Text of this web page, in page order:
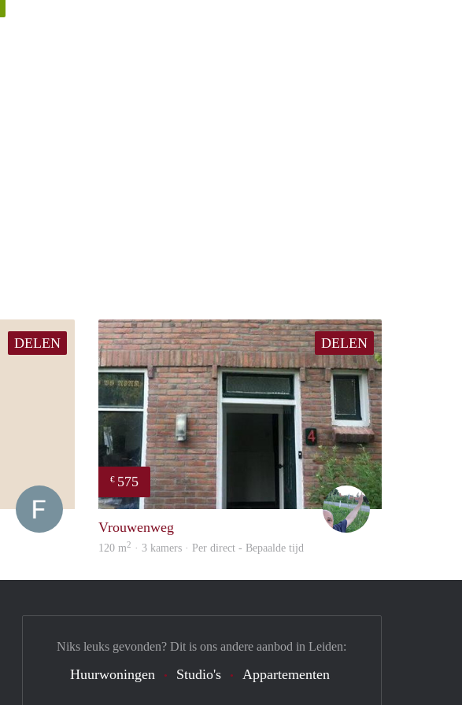
DELEN DELEN
€ 575
S.S.
Vrouwenweg
120 m2 · 3 kamers · Per direct - Bepaalde tijd
Niks leuks gevonden? Dit is ons andere aanbod in Leiden:
Huurwoningen Studio's Appartementen